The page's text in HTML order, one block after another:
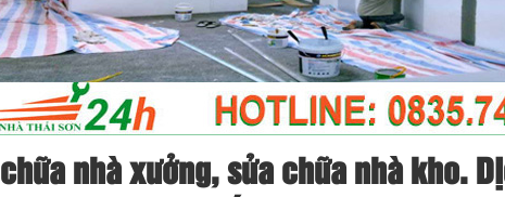
nhà xưởng ,sửa chữa nhà kho.